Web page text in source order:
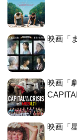
映画「
映画「
映画「